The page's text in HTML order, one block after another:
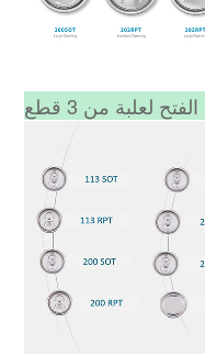
لعلبة من 3 قطع